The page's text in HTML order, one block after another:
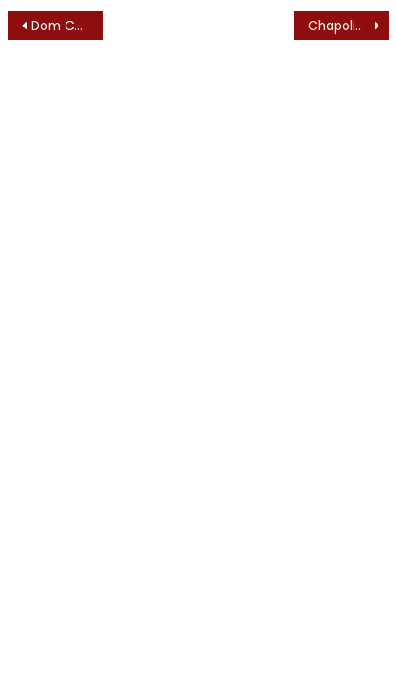
Dom Camilo e Os Cabeludos (1972) – Elenco Chapolin Colorado (El Chapulín Colorado – 1970) – Elenco